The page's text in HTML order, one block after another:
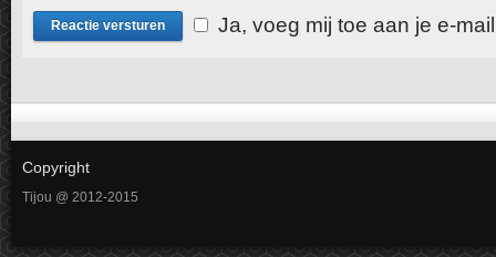
Ja, voeg mij toe aan je e-
Copyright
Tijou @ 2012-2015